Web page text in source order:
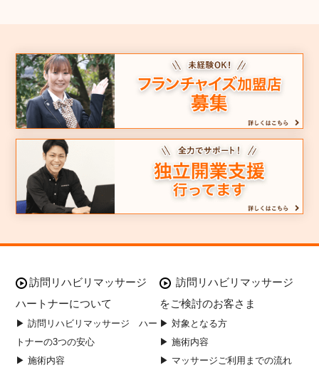
訪問リハビリマッサージ
ハートナーについて
▶ 訪問リハビリマッサージ ハー
トナーの3つの安心
▶ 施術内容
訪問リハビリマッサージ
をご検討のお客さま
▶ 対象となる方
▶ 施術内容
▶ マッサージご利用までの流れ